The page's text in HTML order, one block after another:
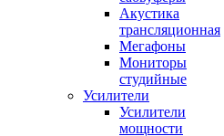
Акустика
трансляционная
Мегафоны
Мониторы
студийные
Усилители
Усилители
мощности